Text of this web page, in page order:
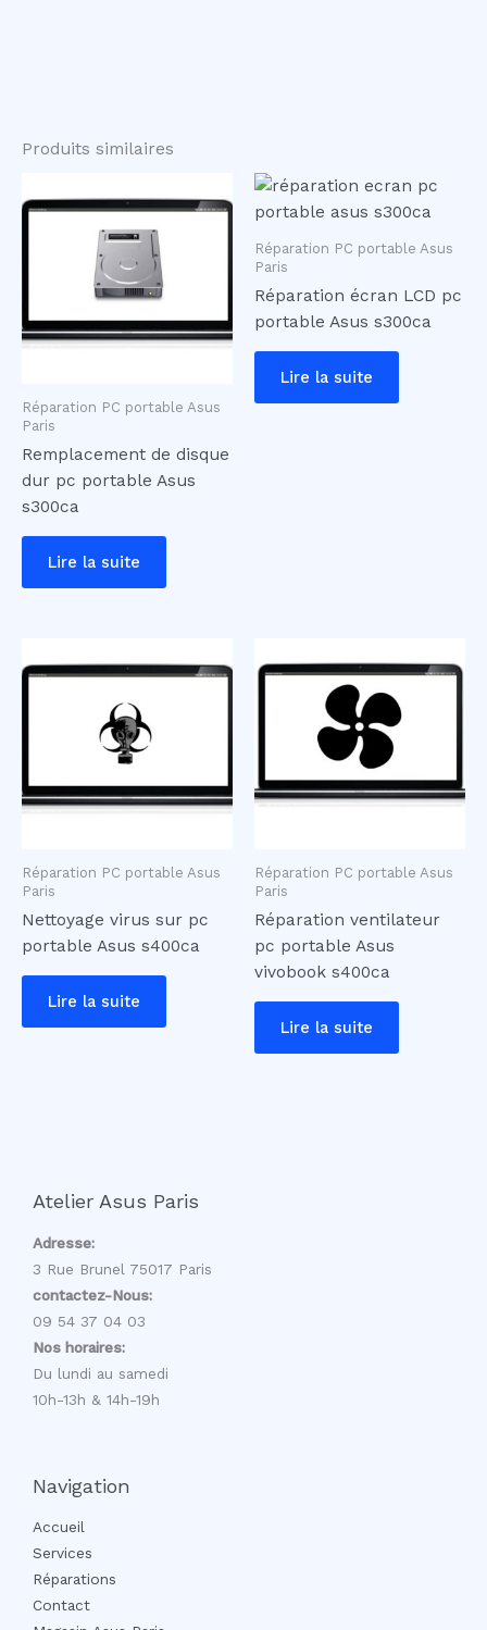
Produits similaires
Réparation PC portable Asus
Paris
Remplacement de disque
dur pc portable Asus
s300ca
Lire la suite
Réparation PC portable Asus
Paris
Réparation écran LCD pc
portable Asus s300ca
Lire la suite
Réparation PC portable Asus
Paris
Nettoyage virus sur pc
portable Asus s400ca
Lire la suite
Réparation PC portable Asus
Paris
Réparation ventilateur
pc portable Asus
vivobook s400ca
Lire la suite
Atelier Asus Paris
Adresse:
3 Rue Brunel 75017 Paris
contactez-Nous:
09 54 37 04 03
Nos horaires:
Du lundi au samedi
10h-13h & 14h-19h
Navigation
Accueil
Services
Réparations
Contact